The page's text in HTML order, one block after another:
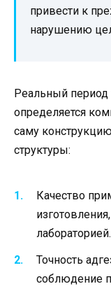
привести к
нарушению
Реальный период
определяется
саму
структуры:
Качество
лабораторией.
Точность
соблюдение